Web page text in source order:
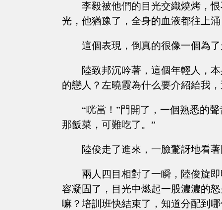
李毅被他們的目光交織燒烤，
光，他猶豫了，全身的血液都往上
這個表現，倒真的很像一個為
陸致邦沉吟著，這個年輕人，
的戀人？左曉霞為什么要介紹給我
“咣當！”門開了，一個熟悉的
那飯菜，可難吃了。”
陸俊走了進來，一臉驚訝地看
兩人四目相對了一瞬，陸俊旋
容凝固了，目光中燃起一股濃濃的
嘛？培訓班快結束了，知道分配到